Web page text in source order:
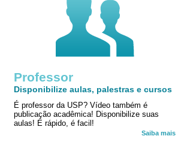
Professor
Disponibilize aulas, palestras e cursos
É professor da USP? Vídeo também é
publicação acadêmica! Disponibilize suas
aulas! É rápido, é facil!
Saiba mais